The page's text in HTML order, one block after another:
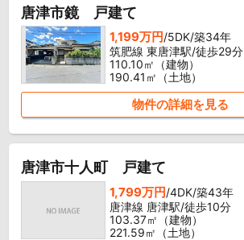
唐津市鏡 戸建て
1,199万円/5DK/築34年
筑肥線 東唐津駅/徒歩29分
110.10㎡（建物）
190.41㎡（土地）
物件の詳細を見る
唐津市十人町 戸建て
1,799万円/4DK/築43年
唐津線 唐津駅/徒歩10分
103.37㎡（建物）
221.59㎡（土地）